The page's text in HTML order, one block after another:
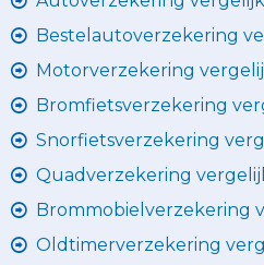
Bestelautoverzekering
Motorverzekering
Bromfietsverzekering
Snorfietsverzekering
Quadverzekering
Brommobielverzekering
Oldtimerverzekering